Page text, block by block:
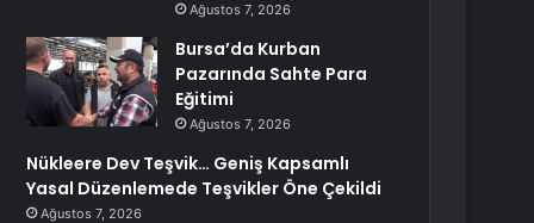
Ağustos 7, 2026
Bursa’da Kurban
Pazarında Sahte Para
Eğitimi
Ağustos 7, 2026
Nükleere Dev Teşvik… Geniş Kapsamlı
Yasal Düzenlemede Teşvikler Öne Çekildi
Ağustos 7, 2026